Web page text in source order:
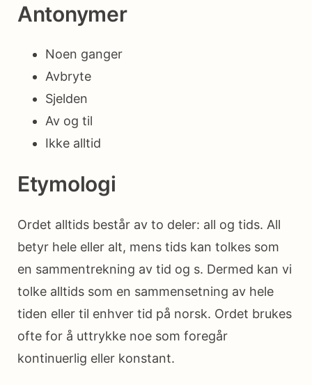
Antonymer
Noen ganger
Avbryte
Sjelden
Av og til
Ikke alltid
Etymologi
Ordet alltids består av to deler: all og tids. All
betyr hele eller alt, mens tids kan tolkes som
en sammentrekning av tid og s. Dermed kan vi
tolke alltids som en sammensetning av hele
tiden eller til enhver tid på norsk. Ordet brukes
ofte for å uttrykke noe som foregår
kontinuerlig eller konstant.